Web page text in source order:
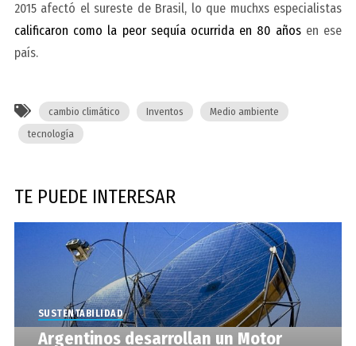
2015 afectó el sureste de Brasil, lo que muchxs especialistas
calificaron como la peor sequía ocurrida en 80 añosen ese
país.
cambio climático Inventos
Medio ambiente
tecnología
TE PUEDE INTERESAR
SUSTENTABILIDAD
Argentinos desarrollan un Motor